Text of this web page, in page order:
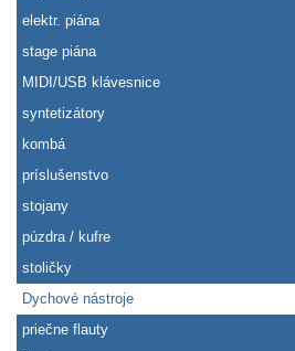
elektr. piána
stage piána
MIDI/USB klávesnice
syntetizátory
kombá
príslušenstvo
stojany
púzdra / kufre
stoličky
Dychové nástroje
priečne flauty